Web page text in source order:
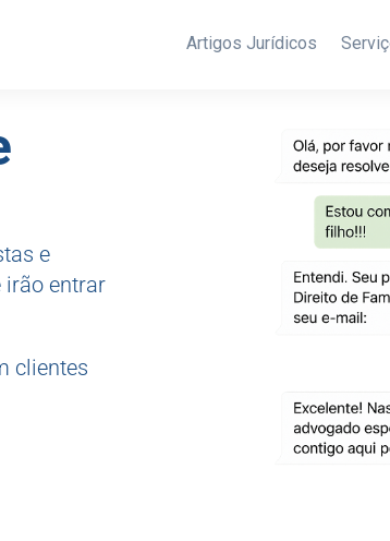
Artigos Jurídicos
e
irão entrar
clientes